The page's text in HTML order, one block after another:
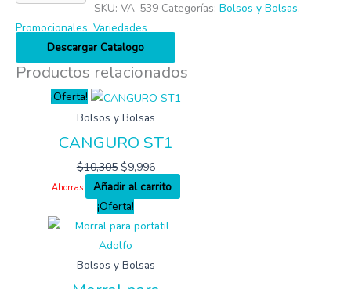
SKU: VA-539 Categorías: Bolsos y Bolsas,
Promocionales, Variedades
Descargar Catalogo
Productos relacionados
¡Oferta!
Bolsos y Bolsas
CANGURO ST1
$10,305 $9,996
Ahorras
Añadir al carrito
¡Oferta!
Bolsos y Bolsas